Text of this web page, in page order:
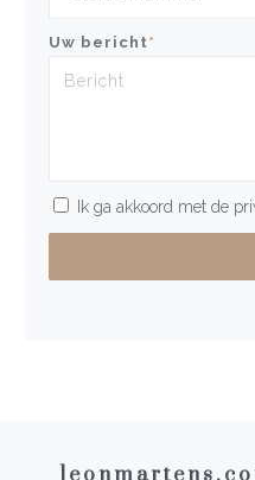
Uw bericht*
Ik ga akkoord met de